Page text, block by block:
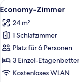
Schlafzimmer
Theme)
Alle
Fotos
für
Economy-
Zimmer
anzeigen
8
Economy-Zimmer
24 m²
1 Schlafzimmer
Platz für 6 Personen
3 Einzel-
Kostenloses WLAN